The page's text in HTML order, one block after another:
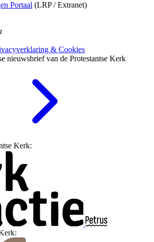
Portaal (LRP / Extranet)
& Cookies
nieuwsbrief van de Protestantse Kerk
Kerk: